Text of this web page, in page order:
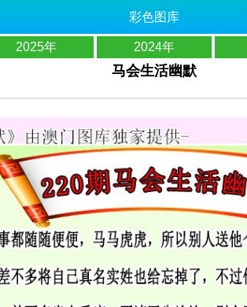
彩色图库
2025年 2024年
马会生活幽默